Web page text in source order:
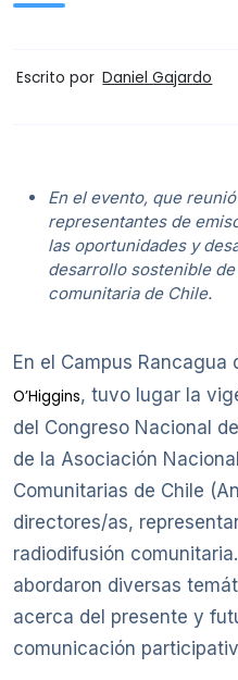
Escrito por Daniel Gajardo
En el evento, que
representantes de
las oportunidades y
desarrollo sostenible
comunitaria de Chile.
En el Campus Rancagua
O’Higgins, tuvo lugar la
del Congreso Nacional
de la Asociación
Comunitarias de Chile
directores/as,
radiodifusión
abordaron diversas
acerca del presente y
comunicación